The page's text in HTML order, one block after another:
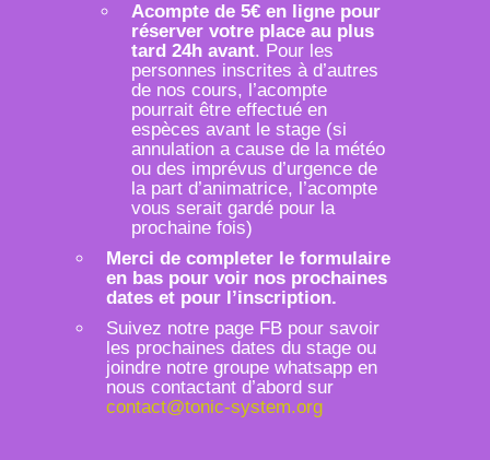
Acompte de 5€ en ligne pour
réserver votre place au plus
tard 24h avant. Pour les
personnes inscrites à d’autres
de nos cours, l’acompte
pourrait être effectué en
espèces avant le stage (si
annulation a cause de la météo
ou des imprévus d’urgence de
la part d’animatrice, l’acompte
vous serait gardé pour la
prochaine fois)
Merci de completer le formulaire
en bas pour voir nos prochaines
dates et pour l’inscription.
Suivez notre page FB pour savoir
les prochaines dates du stage ou
joindre notre groupe whatsapp en
nous contactant d’abord sur
contact@tonic-system.org